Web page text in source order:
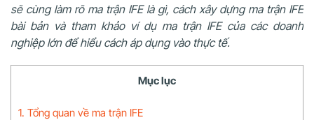
sẽ cùng làm rõ ma trận IFE là gì, cách xây dựng ma trận IFE
bài bản và tham khảo ví dụ ma trận IFE của các doanh
nghiệp lớn để hiểu cách áp dụng vào thực tế.
Mục lục
1. Tổng quan về ma trận IFE